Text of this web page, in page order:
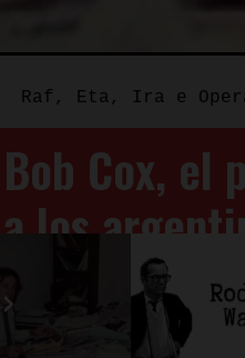
Raf, Eta, Ira e
Bob Cox, el
a los
Autore: Redazione